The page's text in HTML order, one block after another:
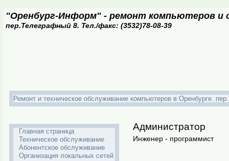
"Оренбург-Информ" - ремонт компьютеров и
пер.Телеграфный 8. Тел./факс: (3532)78-08-39
Ремонт и техническое обслуживание компьютеров в Оренбурге.
Главная страница
Техническое обслуживание
Абонентское обслуживание
Организация локальных сетей
Администратор
Инженер - программист